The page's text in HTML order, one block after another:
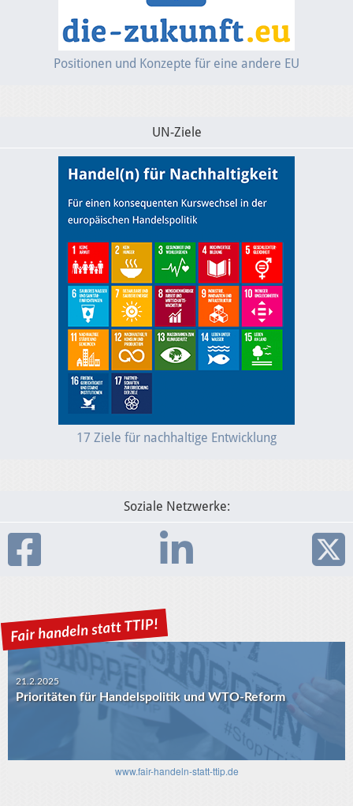
Positionen und Konzepte für eine andere EU
UN-Ziele
17 Ziele für nachhaltige Entwicklung
Soziale Netzwerke:
30.1.2025
USA-EU: Die Algorithmen und das transatlantische
www.fair-handeln-statt-ttip.de